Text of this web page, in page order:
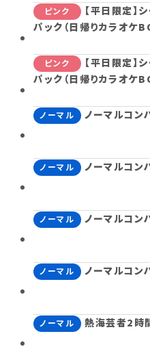
ピンク
【平日限定】
パック（日帰りカラオケ
ピンク
【平日限定】
パック（日帰りカラオケ
ノーマル
ノーマルコン
ノーマル
ノーマルコン
ノーマル
ノーマルコン
ノーマル
ノーマルコン
ノーマル
熱海芸者2時